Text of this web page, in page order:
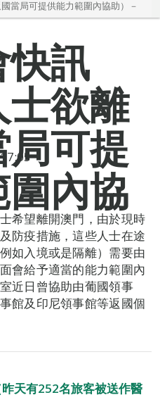
當局可提供能力範圍內協助）－
快訊
士欲離
可提
內協
希望離開澳門，由於現時
防疫措施，這些人士在途
如入境或是隔離）需要由
會給予適當的能力範圍內
近日曾協助由葡國領事
館及印尼領事館等返國個
天有252名旅客被送作醫